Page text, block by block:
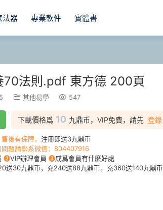
法器 專業軟件 實體書
70法則.pdf 東方德 200頁
其他易學 547
下載價格爲 10 九鼎币，VIP免費，請先 登錄
後有保障， 注冊即送3九鼎币
問題請聯系微信：804407916
❷VIP辦理會員 ❸成爲會員有什麽好處
送30九鼎币，充240送88九鼎币，充360送140九鼎币